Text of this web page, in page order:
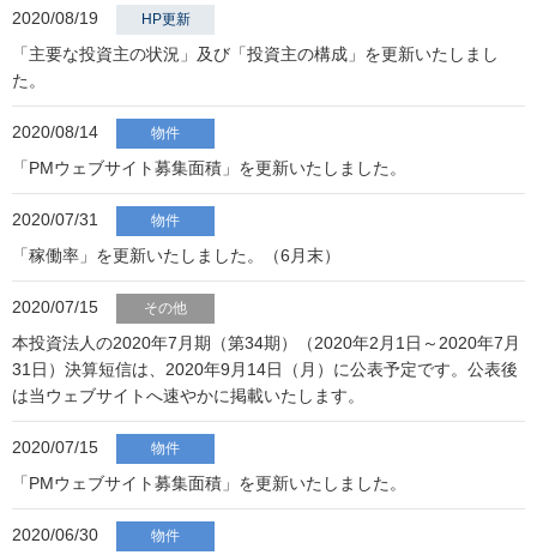
2020/08/19 HP更新
「主要な投資主の状況」及び「投資主の構成」を更新いたしまし
た。
2020/08/14 物件
「PMウェブサイト募集面積」を更新いたしました。
2020/07/31 物件
「稼働率」を更新いたしました。（6月末）
2020/07/15 その他
本投資法人の2020年7月期（第34期）（2020年2月1日～2020年7月
31日）決算短信は、2020年9月14日（月）に公表予定です。公表後
は当ウェブサイトへ速やかに掲載いたします。
2020/07/15 物件
「PMウェブサイト募集面積」を更新いたしました。
2020/06/30 物件